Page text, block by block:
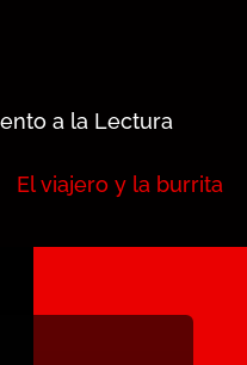
a la Lectura
El viajero y la burrita